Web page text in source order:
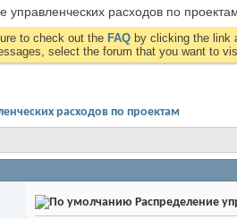
управленческих расходов по
to check out the FAQ by clicking the link
select the forum that you want to
расходов по проектам
Распределение